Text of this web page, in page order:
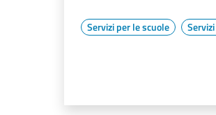
Servizi per le scuole